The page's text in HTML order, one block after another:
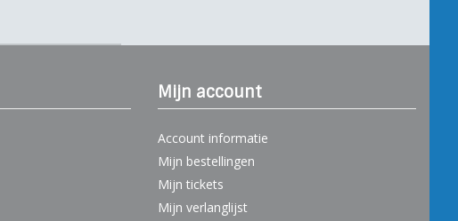
Mijn account
Account informatie
Mijn bestellingen
Mijn tickets
Mijn verlanglijst